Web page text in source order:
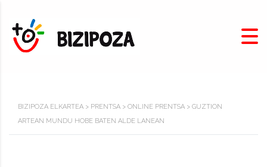
BIZIPOZA ELKARTEA > PRENTSA > ONLINE PRENTSA > GUZTION
ARTEAN MUNDU HOBE BATEN ALDE LANEAN